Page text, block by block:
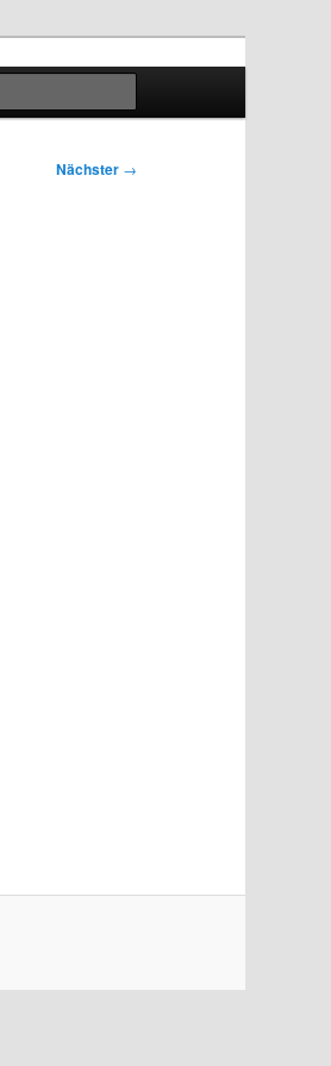
Nächster →